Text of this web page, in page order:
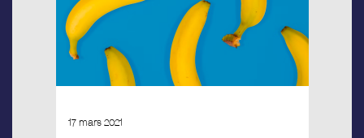
17 mars 2021